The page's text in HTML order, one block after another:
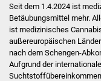
Seit dem 1.4.2024 ist
Betäubungsmittel mehr.
ist medizinisches
außereuropäischen
nach dem Schengen-
Aufgrund der